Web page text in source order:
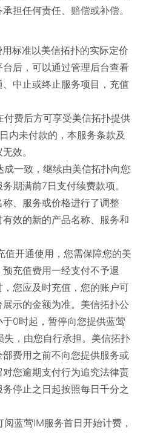
担任何责任、赔偿或补偿。
用标准以美信拓扑的实际定价
后，可以通过管理后台查看
中止或终止服务项目，充值
付费后方可享受美信拓扑提供
内未付款的，本服务条款及
效。
成一致，继续由美信拓扑向您
期满前7日支付续费款项。
、服务或价格进行了调整
效的新的产品名称、服务和
值开通使用，您需保障您的美
充值费用一经支付不予退
您应及时充值，您的账户可
示的金额为准。美信拓扑公
0时起，暂停向您提供蓝莺
，由您自行承担。美信拓扑
费用之前不向您提供服务或
您逾期支付行为追究法律责
停止之日起按照每日千分之
阅蓝莺IM服务首日开始计费，